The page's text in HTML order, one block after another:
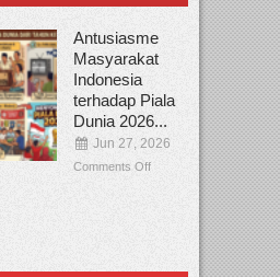
Antusiasme
Masyarakat
Indonesia
terhadap Piala
Dunia 2026...
Jun 27, 2026
Comments Off